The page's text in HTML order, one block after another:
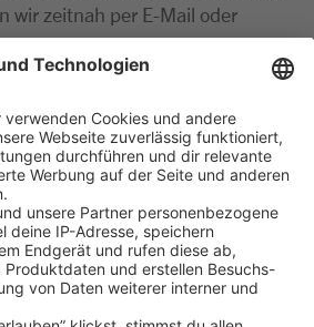
wir zeitnah per E-Mail oder
Position wende dich gerne
unter: 02642 93010